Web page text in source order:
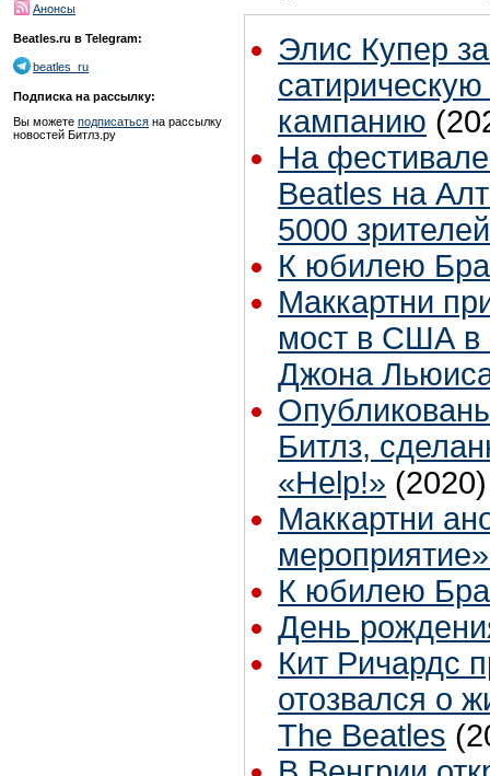
Анонсы
Beatles.ru в Telegram:
beatles_ru
Подписка на рассылку:
Вы можете подписаться на рассылку
новостей Битлз.ру
Элис Купер
кампанию
На
Beatles на
5000 зрителей
К юбилею
Маккартни
мост в США в
Джона
Битлз,
«Help!» (2020)
Маккартни
К юбилею
День
Кит Ричардс
отозвался о
The Beatles